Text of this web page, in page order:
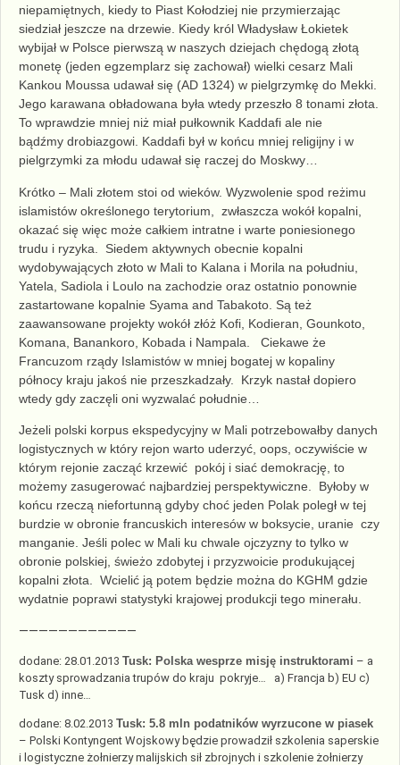
niepamiętnych, kiedy to Piast Kołodziej nie przymierzając
siedział jeszcze na drzewie. Kiedy król Władysław Łokietek
wybijał w Polsce pierwszą w naszych dziejach chędogą złotą
monetę (jeden egzemplarz się zachował) wielki cesarz Mali
Kankou Moussa udawał się (AD 1324) w pielgrzymkę do Mekki.
Jego karawana obładowana była wtedy przeszło 8 tonami złota.
To wprawdzie mniej niż miał pułkownik Kaddafi ale nie
bądźmy drobiazgowi. Kaddafi był w końcu mniej religijny i w
pielgrzymki za młodu udawał się raczej do Moskwy…
Krótko – Mali złotem stoi od wieków. Wyzwolenie spod reżimu
islamistów określonego terytorium, zwłaszcza wokół kopalni
okazać się więc może całkiem intratne i warte poniesionego
trudu i ryzyka. Siedem aktywnych obecnie kopalni
wydobywających złoto w Mali to Kalana i Morila na południu,
Yatela, Sadiola i Loulo na zachodzie oraz ostatnio ponownie
zastartowane kopalnie Syama and Tabakoto. Są też
zaawansowane projekty wokół złóż Kofi, Kodieran, Gounkoto,
Komana, Banankoro, Kobada i Nampala.
Ciekawe że
Francuzom rządy Islamistów w mniej bogatej w kopaliny
północy kraju jakoś nie przeszkadzały. Krzyk nastał dopiero
wtedy gdy zaczęli oni wyzwalać południe…
Jeżeli polski korpus ekspedycyjny w Mali potrzebowałby danych
logistycznych w który rejon warto uderzyć, oops, oczywiście w
którym rejonie zacząć krzewić pokój i siać demokrację, to
możemy zasugerować najbardziej perspektywiczne. Byłoby w
końcu rzeczą niefortunną gdyby choć jeden Polak poległ w tej
burdzie w obronie francuskich interesów w boksycie, uranie czy
manganie. Jeśli polec w Mali ku chwale ojczyzny to tylko w
obronie polskiej, świeżo zdobytej i przyzwoicie produkującej
kopalni złota. Wcielić ją potem będzie można do KGHM gdzie
wydatnie poprawi statystyki krajowej produkcji tego minerału.
————————————
dodane: 28.01.2013 Tusk: Polska wesprze misję instruktorami – a
koszty sprowadzania trupów do kraju pokryje… a) Francja b) EU c)
Tusk d) inne…
dodane: 8.02.2013 Tusk: 5.8 mln podatników wyrzucone w piasek
– Polski Kontyngent Wojskowy będzie prowadził szkolenia saperskie
i logistyczne żołnierzy malijskich sił zbrojnych i szkolenie żołnierzy